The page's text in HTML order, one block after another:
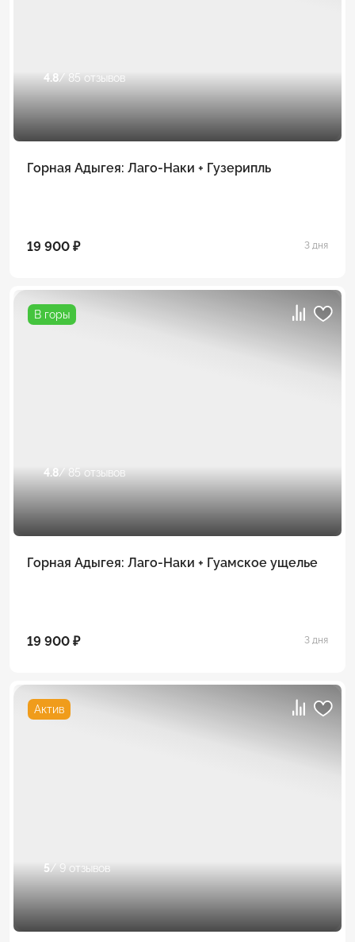
4.8/ 85 отзывов
Горная Адыгея: Лаго-Наки + Гузерипль
19 900 ₽ 3 дня
В горы
4.8/ 85 отзывов
Горная Адыгея: Лаго-Наки + Гуамское ущелье
19 900 ₽ 3 дня
Актив
5/ 9 отзывов